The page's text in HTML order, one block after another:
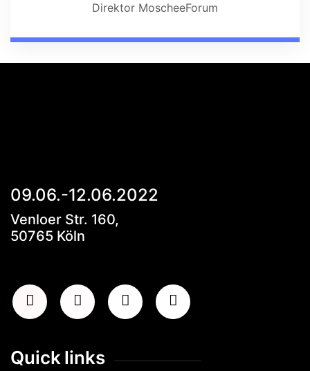
Direktor MoscheeForum
09.06.-12.06.2022
Venloer Str. 160,
50765 Köln
Quick links